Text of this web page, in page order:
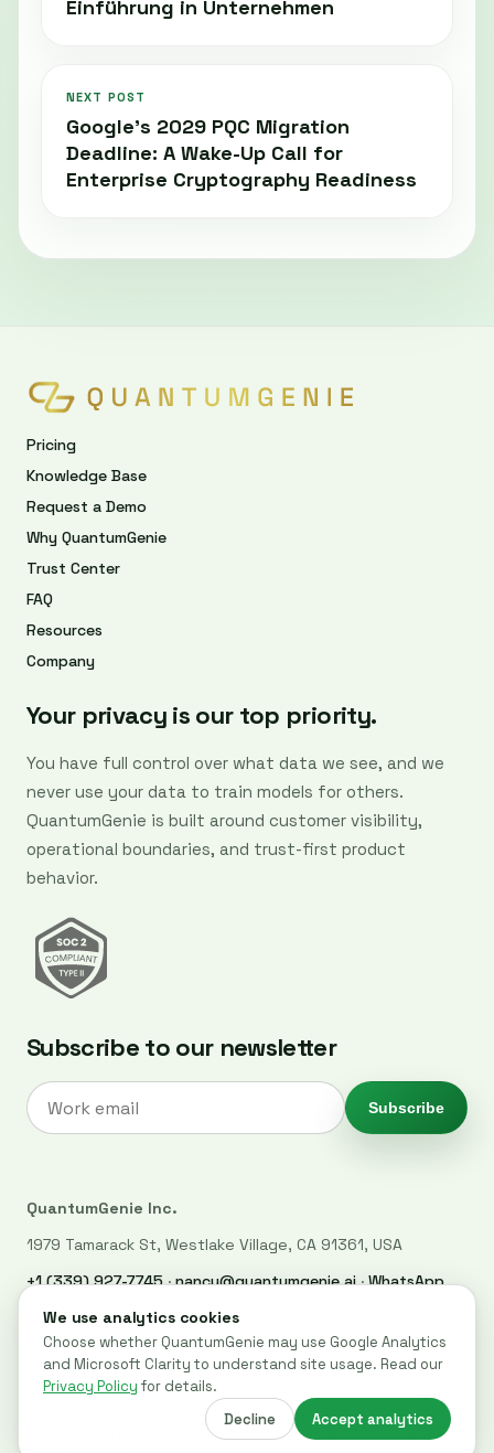
Einführung in Unternehmen
NEXT POST
Google’s 2029 PQC Migration
Deadline: A Wake-Up Call for
Enterprise Cryptography Readiness
Pricing
Knowledge Base
Request a Demo
Why QuantumGenie
Trust Center
FAQ
Resources
Company
Your privacy is our top priority.
You have full control over what data we see, and we
never use your data to train models for others.
QuantumGenie is built around customer visibility,
operational boundaries, and trust-first product
behavior.
Subscribe to our newsletter
Subscribe
QuantumGenie Inc.
1979 Tamarack St, Westlake Village, CA 91361, USA
+1 (339) 927-7745·nancy@quantumgenie.ai·WhatsApp
LinkedIn· Privacy Policy·Trust Center
Cookie settings
© 2026 QuantumGenie. All rights reserved.
Built for post-quantum readiness across websites, code, and